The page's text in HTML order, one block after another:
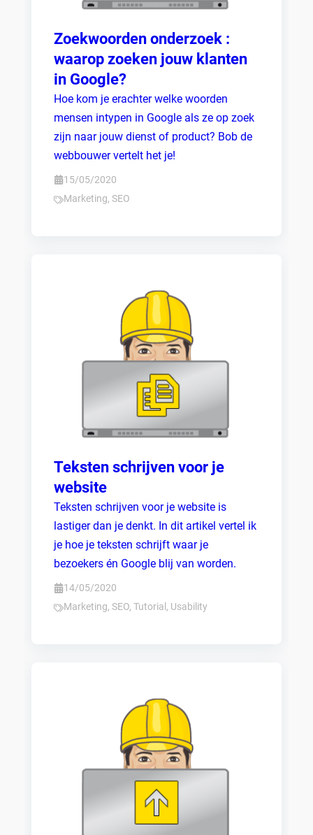
Zoekwoorden onderzoek :
waarop zoeken jouw klanten
in Google?
Hoe kom je erachter welke woorden
mensen intypen in Google als ze op zoek
zijn naar jouw dienst of product? Bob de
webbouwer vertelt het je!
15/05/2020
Marketing,SEO
Teksten schrijven voor je
website
Teksten schrijven voor je website is
lastiger dan je denkt. In dit artikel vertel ik
je hoe je teksten schrijft waar je
bezoekers én Google blij van worden.
14/05/2020
Marketing,SEO,Tutorial , Usability